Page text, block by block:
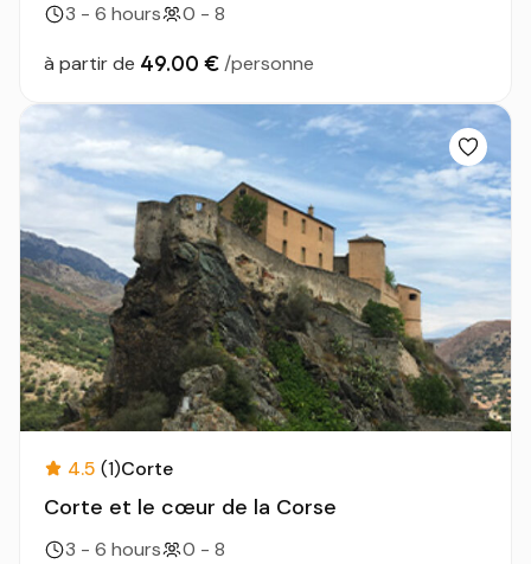
3 - 6 hours
0 - 8
à partir de 49.00 € /personne
4.5 (1)Corte
Corte et le cœur de la Corse
3 - 6 hours 0 - 8